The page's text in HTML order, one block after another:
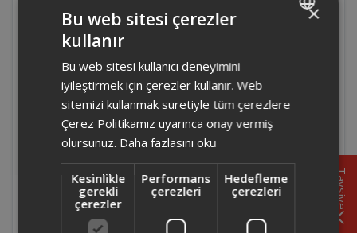
AR1184 - Arzum Crust Mix Pro Stand
Mikser' in kullanım ömrü kaç yıldır?
AR1184 - Arzum Crust Mix Pro Stand
Mikser' in hız kademesi kaçtır?
Mikser' in dijital ekranı dokunmatik midir?
AR1184 - Arzum Crust Mix Pro Stand
Tavsiye
×
Bu web sitesi çerezler
kullanır
Bu web sitesi kullanıcı deneyimini
iyileştirmek için çerezler kullanır. Web
sitemizi kullanmak suretiyle tüm çerezlere
Çerez Politikamız uyarınca onay vermiş
olursunuz. Daha fazlasını oku
Kesinlikle
gerekli
çerezler
Performans
çerezleri
Hedefleme
çerezleri